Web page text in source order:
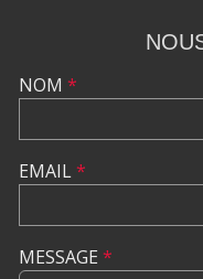
NOM *
EMAIL*
MESSAGE *